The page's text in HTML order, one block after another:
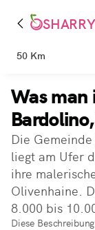
SHARRY
50 Km
Was man
Die
liegt am Ufer
ihre
Olivenhaine.
8.000 bis
Diese